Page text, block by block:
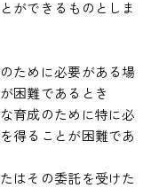
ができるものとしま
ために必要がある場
困難であるとき
育成のために特に必
得ることが困難であ
はその委託を受けた